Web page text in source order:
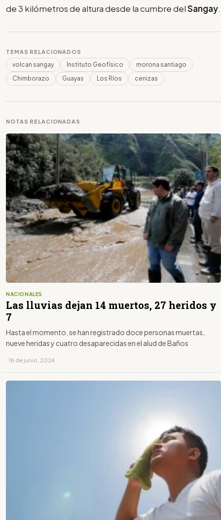
de 3 kilómetros de altura desde la cumbre delSangay.
TEMAS RELACIONADOS
volcan sangay Instituto Geofísico
morona santiago
Chimborazo
Guayas Los Ríos cenizas
NOTAS RELACIONADAS
NACIONALES
Las lluvias dejan 14 muertos, 27 heridos y
7
Hasta el momento, se han registrado doce personas muertas,
nueve heridas y cuatro desaparecidas en el alud de Baños
· 18 de junio, 2024